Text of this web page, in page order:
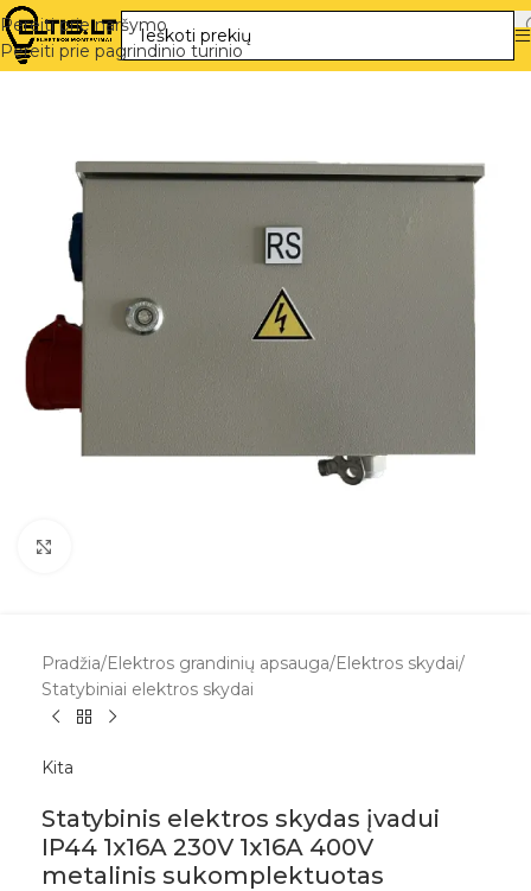
Pereiti prie naršymo
Pereiti prie pagrindinio turinio
Pradžia/Elektros grandinių apsauga/Elektros skydai/
Statybiniai elektros skydai
Kita
Statybinis elektros skydas įvadui
IP44 1x16A 230V 1x16A 400V
metalinis sukomplektuotas